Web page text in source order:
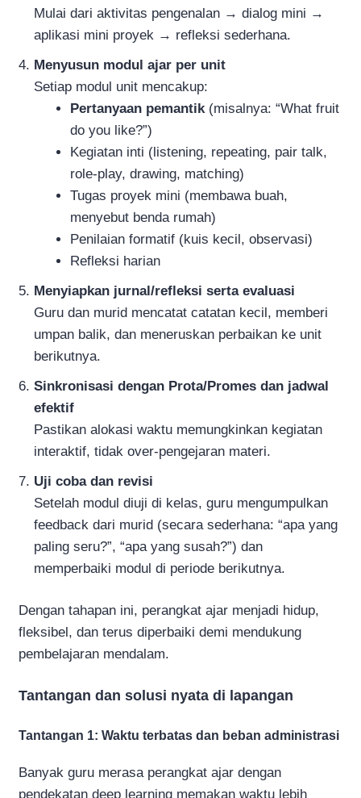
Mulai dari aktivitas pengenalan → dialog mini →
aplikasi mini proyek → refleksi sederhana.
Menyusun modul ajar per unit
Setiap modul unit mencakup:
Pertanyaan pemantik(misalnya: “What fruit
do you like?”)
Kegiatan inti (listening, repeating, pair talk,
role-play, drawing, matching)
Tugas proyek mini (membawa buah,
menyebut benda rumah)
Penilaian formatif (kuis kecil, observasi)
Refleksi harian
Menyiapkan jurnal/refleksi serta evaluasi
Guru dan murid mencatat catatan kecil, memberi
umpan balik, dan meneruskan perbaikan ke unit
berikutnya.
Sinkronisasi dengan Prota/Promes dan jadwal
efektif
Pastikan alokasi waktu memungkinkan kegiatan
interaktif, tidak over-pengejaran materi.
Uji coba dan revisi
Setelah modul diuji di kelas, guru mengumpulkan
feedback dari murid (secara sederhana: “apa yang
paling seru?”, “apa yang susah?”) dan
memperbaiki modul di periode berikutnya.
Dengan tahapan ini, perangkat ajar menjadi hidup,
fleksibel, dan terus diperbaiki demi mendukung
pembelajaran mendalam.
Tantangan dan solusi nyata di lapangan
Tantangan 1: Waktu terbatas dan beban administrasi
Banyak guru merasa perangkat ajar dengan
pendekatan deep learning memakan waktu lebih